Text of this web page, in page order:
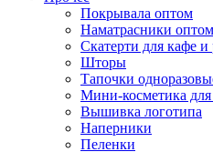
Покрывала оптом
Наматрасники оптом
Скатерти для кафе и
Шторы
Тапочки
Мини-косметика для
Вышивка логотипа
Наперники
Пеленки